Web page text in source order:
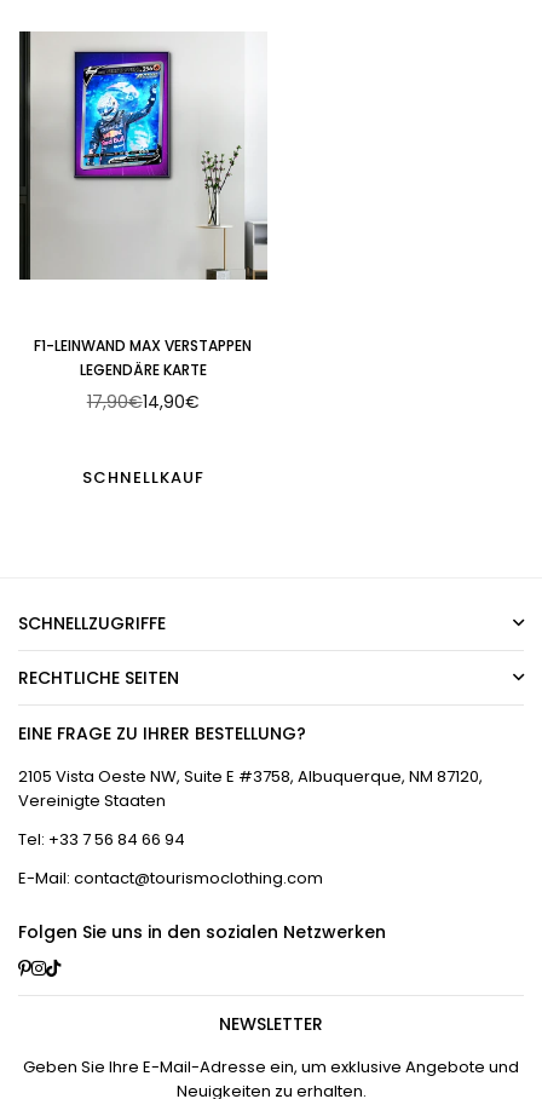
F1-LEINWAND MAX VERSTAPPEN
LEGENDÄRE KARTE
Normaler
17,90€14,90€
SCHNELLKAUF
SCHNELLZUGRIFFE
RECHTLICHE SEITEN
EINE FRAGE ZU IHRER BESTELLUNG?
2105 Vista Oeste NW, Suite E #3758, Albuquerque, NM 87120,
Vereinigte Staaten
Tel: +33 7 56 84 66 94
E-Mail: contact@tourismoclothing.com
Folgen Sie uns in den sozialen Netzwerken
Pinterest
Instagram
TikTok
NEWSLETTER
Geben Sie Ihre E-Mail-Adresse ein, um exklusive Angebote und
Neuigkeiten zu erhalten.